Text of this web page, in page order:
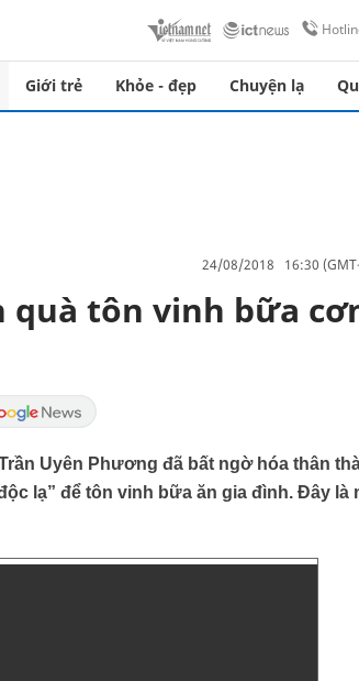
Giới trẻ Khỏe - đẹp Chuyện lạ
24/08/2018 16:30
quà tôn vinh bữa
Uyên Phương đã bất ngờ hóa thân
lạ” để tôn vinh bữa ăn gia đình. Đây là